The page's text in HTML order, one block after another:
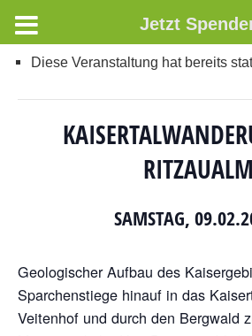
Diese Veranstaltung hat bereits
RITZAUALM
SAMSTAG,
Geologischer Aufbau des
Sparchenstiege hinauf in das
Veitenhof und durch den Bergwald
Jetzt